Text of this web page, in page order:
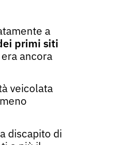
a
ei primi siti
ancora
veicolata
discapito di